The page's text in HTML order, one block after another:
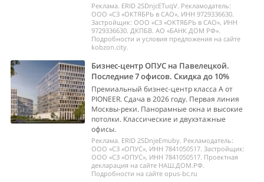
Реклама. ERID 2SDnjcETuqV. Рекламодатель:
ООО «СЗ «ОКТЯБРЬ в САО», ИНН 9729336630.
Застройщик: ООО «СЗ «ОКТЯБРЬ в САО», ИНН
9729336630. ДКПБВ. АО «БАНК ДОМ РФ».
Подробности и условия предложения на сайте
kobzon.city.
Бизнес-центр ОПУС на Павелецкой.
Последние 7 офисов. Скидка до 10%
Премиальный бизнес-центр класса А от
PIONEER. Сдача в 2026 году. Первая линия
Москвы-реки. Панорамные окна и высокие
потолки. Классические и двухэтажные
офисы.
Реклама. ERID 2SDnjeEmuby. Рекламодатель:
ООО «СЗ «ОПУС», ИНН 7841050517. Застройщик:
ООО «СЗ «ОПУС», ИНН 7841050517. Проектная
декларация на сайте НАШ.ДОМ.РФ.
Подробности на сайте opus-bc.ru